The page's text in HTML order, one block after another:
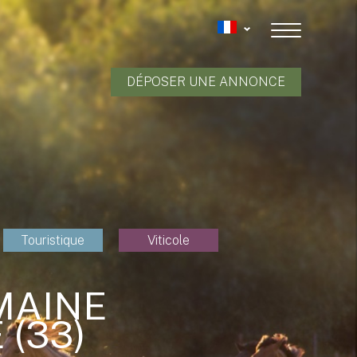
DÉPOSER UNE ANNONCE
Touristique Viticole
(33)